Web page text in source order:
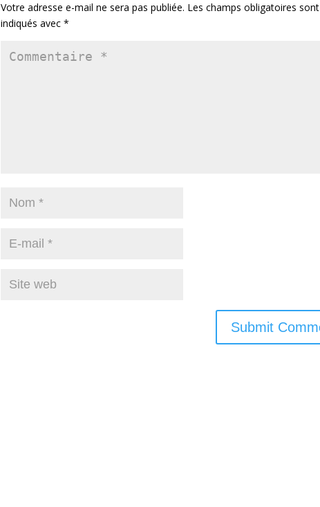
Votre adresse e-mail ne sera pas publiée. Les champs obligatoires sont
indiqués avec *